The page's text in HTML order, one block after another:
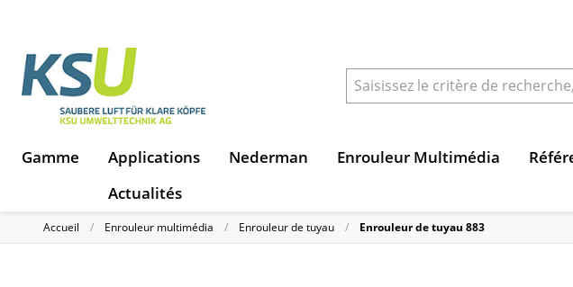
Gamme Applications Nederman Enrouleur Multimédia
Actualités
Accueil Enrouleur multimédia Enrouleur de tuyau Enrouleur de tuyau 883